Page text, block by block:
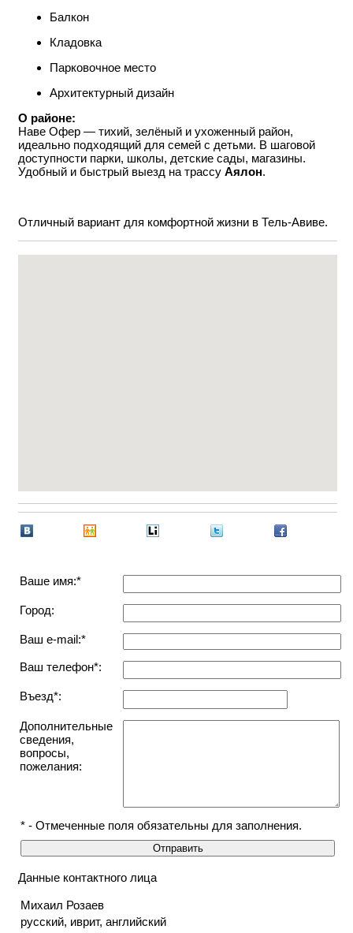
Балкон
Кладовка
Парковочное место
Архитектурный дизайн
О районе:
Наве Офер — тихий, зелёный и ухоженный район,
идеально подходящий для семей с детьми. В шаговой
доступности парки, школы, детские сады, магазины.
Удобный и быстрый выезд на трассу Аялон.
Отличный вариант для комфортной жизни в Тель-Авиве.
Ваше имя:*
Город:
Ваш e-mail:*
Ваш телефон*:
Въезд*:
Дополнительные
сведения,
вопросы,
пожелания:
* - Отмеченные поля обязательны для заполнения.
Данные контактного лица
Михаил Розаев
русский, иврит, английский